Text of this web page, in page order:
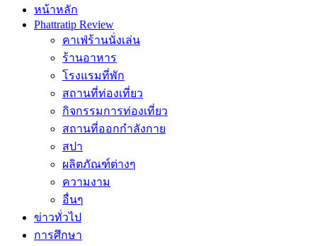
หน้าหลัก
Phattratip Review
คาเฟ่ร้านนั่งเล่น
ร้านอาหาร
โรงแรมที่พัก
สถานที่ท่องเที่ยว
กิจกรรมการท่องเที่ยว
สถานที่ออกกำลังกาย
สปา
ผลิตภัณฑ์ต่างๆ
ความงาม
อื่นๆ
ข่าวทั่วไป
การศึกษา